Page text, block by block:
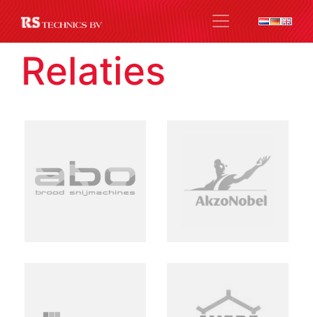
Relaties